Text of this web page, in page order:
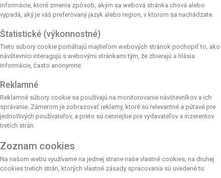
informácie, ktoré zmenia zpôsob, akým sa webová stránka chová alebo
vypadá, aký je váš preferovaný jazyk alebo region, v ktorom sa nachádzate.
Štatistické (výkonnostné)
Tieto súbory cookie pomáhajú majiteľom webových stránok pochopiť to, ako
návštevníci interagujú s webovými stránkami tým, že zbierajú a hlásia
informácie, často anonymne.
Reklamné
Reklamné súbory cookie sa používajú na monitorovanie návštevníkov a ich
správanie. Zámerom je zobrazovať reklamy, ktoré sú relevantné a pútavé pre
jednotlivých používateľov, a preto sú cennejšie pre vydavateľov a inzerentov
tretích strán.
Zoznam cookies
Na našom webu využívame na jednej strane naše vlastné cookies, na druhej
cookies tretích strán, ktorých vlastné zásady spracovania sú uvedené tu: